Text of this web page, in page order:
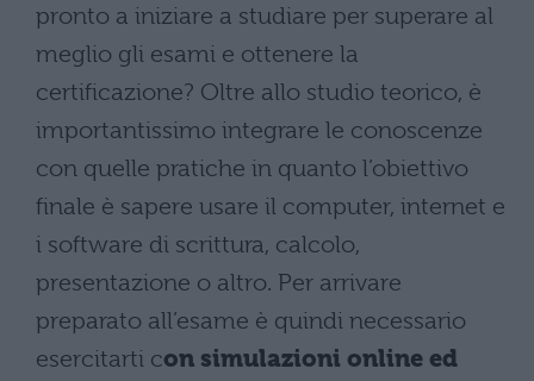
pronto a iniziare a studiare per superare al
meglio gli esami e ottenere la
certificazione? Oltre allo studio teorico, è
importantissimo integrare le conoscenze
con quelle pratiche in quanto l’obiettivo
finale è sapere usare il computer, internet e
i software di scrittura, calcolo,
presentazione o altro. Per arrivare
preparato all’esame è quindi necessario
esercitarti con simulazioni online ed